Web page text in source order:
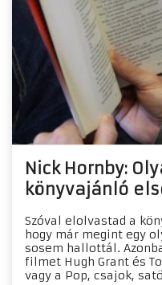
Nick Hornby:
könyvajánló
Szóval elolvastad a
hogy már megint egy
sosem hallottál.
filmet Hugh Grant és
vagy a Pop, csajok,